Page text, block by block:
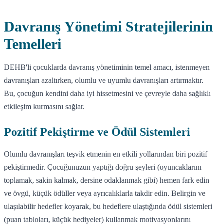
Davranış Yönetimi Stratejilerinin
Temelleri
DEHB'li çocuklarda davranış yönetiminin temel amacı, istenmeyen
davranışları azaltırken, olumlu ve uyumlu davranışları artırmaktır.
Bu, çocuğun kendini daha iyi hissetmesini ve çevreyle daha sağlıklı
etkileşim kurmasını sağlar.
Pozitif Pekiştirme ve Ödül Sistemleri
Olumlu davranışları teşvik etmenin en etkili yollarından biri pozitif
pekiştirmedir. Çocuğunuzun yaptığı doğru şeyleri (oyuncaklarını
toplamak, sakin kalmak, dersine odaklanmak gibi) hemen fark edin
ve övgü, küçük ödüller veya ayrıcalıklarla takdir edin. Belirgin ve
ulaşılabilir hedefler koyarak, bu hedeflere ulaştığında ödül sistemleri
(puan tabloları, küçük hediyeler) kullanmak motivasyonlarını